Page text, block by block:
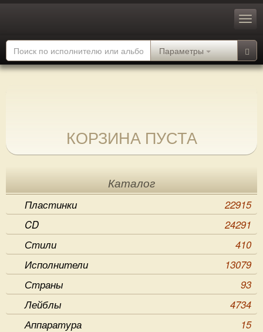
Параметры
КОРЗИНА ПУСТА
Каталог
Пластинки
22915
CD
24291
Стили
410
Исполнители
13079
Страны
93
Лейблы
4734
Аппаратура
15